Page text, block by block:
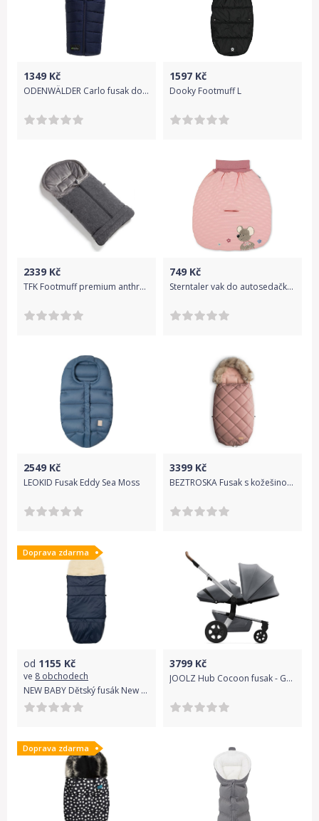
1349 Kč
ODENWÄLDER Carlo fusak do autosedačky 2017 – marine
1597 Kč
Dooky Footmuff L
2339 Kč
TFK Footmuff premium anthrazite
749 Kč
Sterntaler vak do autosedačky jerzey zateplený myška Mabel 9072001
2549 Kč
LEOKID Fusak Eddy Sea Moss
3399 Kč
BEZTROSKA Fusak s kožešinou 110cm (6-36 měs), pink powder
Doprava zdarma
od 1155 Kč
ve 8 obchodech
NEW BABY Dětský fusák New Baby 3v1 s ovčím rounem tmavě modrý
3799 Kč
JOOLZ Hub Cocoon fusak - Gorgeous Grey, 2020
Doprava zdarma